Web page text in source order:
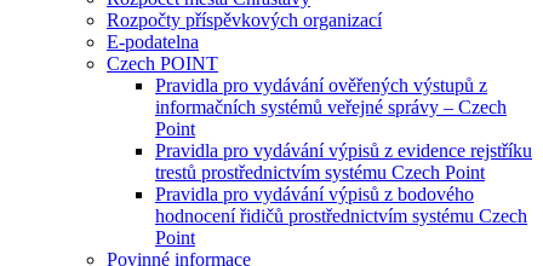
Rozpočty příspěvkových organizací
E-podatelna
Czech POINT
Pravidla pro vydávání ověřených výstupů z
informačních systémů veřejné správy – Czech
Point
Pravidla pro vydávání výpisů z evidence rejstříku
trestů prostřednictvím systému Czech Point
Pravidla pro vydávání výpisů z bodového
hodnocení řidičů prostřednictvím systému Czech
Point
Povinné informace